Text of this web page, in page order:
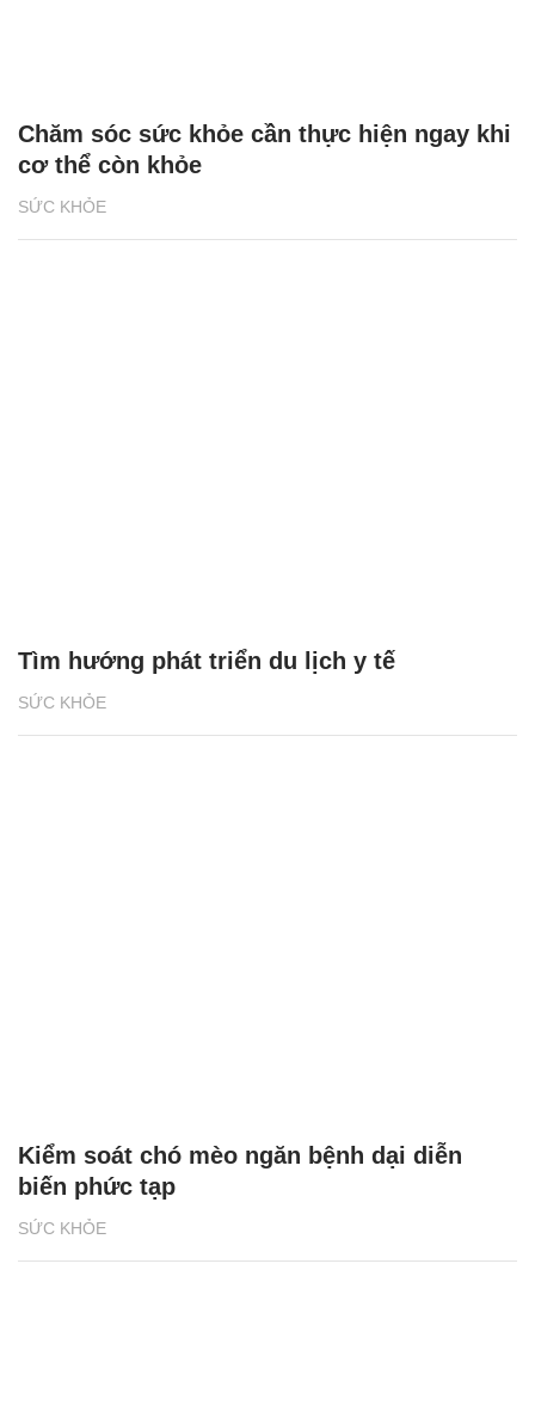
SỨC KHỎE
Chăm sóc sức khỏe cần thực hiện ngay khi
cơ thể còn khỏe
SỨC KHỎE
Tìm hướng phát triển du lịch y tế
SỨC KHỎE
Kiểm soát chó mèo ngăn bệnh dại diễn
biến phức tạp